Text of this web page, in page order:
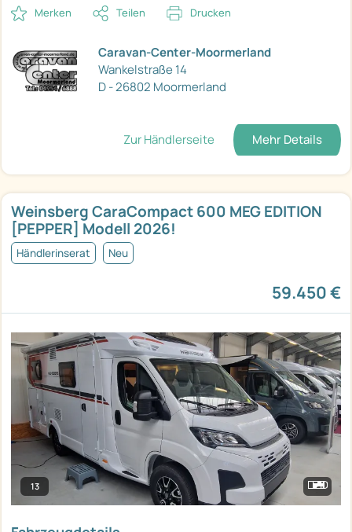
Merken Teilen Drucken
Caravan-Center-Moormerland
Wankelstraße 14
D - 26802 Moormerland
Zur Händlerseite Mehr Details
Weinsberg CaraCompact 600 MEG EDITION
[PEPPER] Modell 2026!
Händlerinserat Neu
59.450 €
13